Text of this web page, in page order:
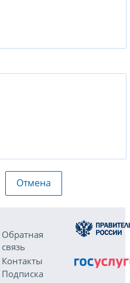
Отмена
Обратная
связь
Контакты
Подписка